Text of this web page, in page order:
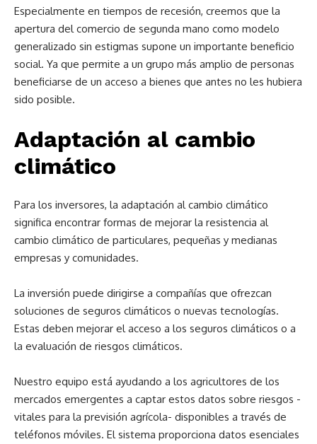
Especialmente en tiempos de recesión, creemos que la
apertura del comercio de segunda mano como modelo
generalizado sin estigmas supone un importante beneficio
social. Ya que permite a un grupo más amplio de personas
beneficiarse de un acceso a bienes que antes no les hubiera
sido posible.
Adaptación al cambio
climático
Para los inversores, la adaptación al cambio climático
significa encontrar formas de mejorar la resistencia al
cambio climático de particulares, pequeñas y medianas
empresas y comunidades.
La inversión puede dirigirse a compañías que ofrezcan
soluciones de seguros climáticos o nuevas tecnologías.
Estas deben mejorar el acceso a los seguros climáticos o a
la evaluación de riesgos climáticos.
Nuestro equipo está ayudando a los agricultores de los
mercados emergentes a captar estos datos sobre riesgos -
vitales para la previsión agrícola- disponibles a través de
teléfonos móviles. El sistema proporciona datos esenciales